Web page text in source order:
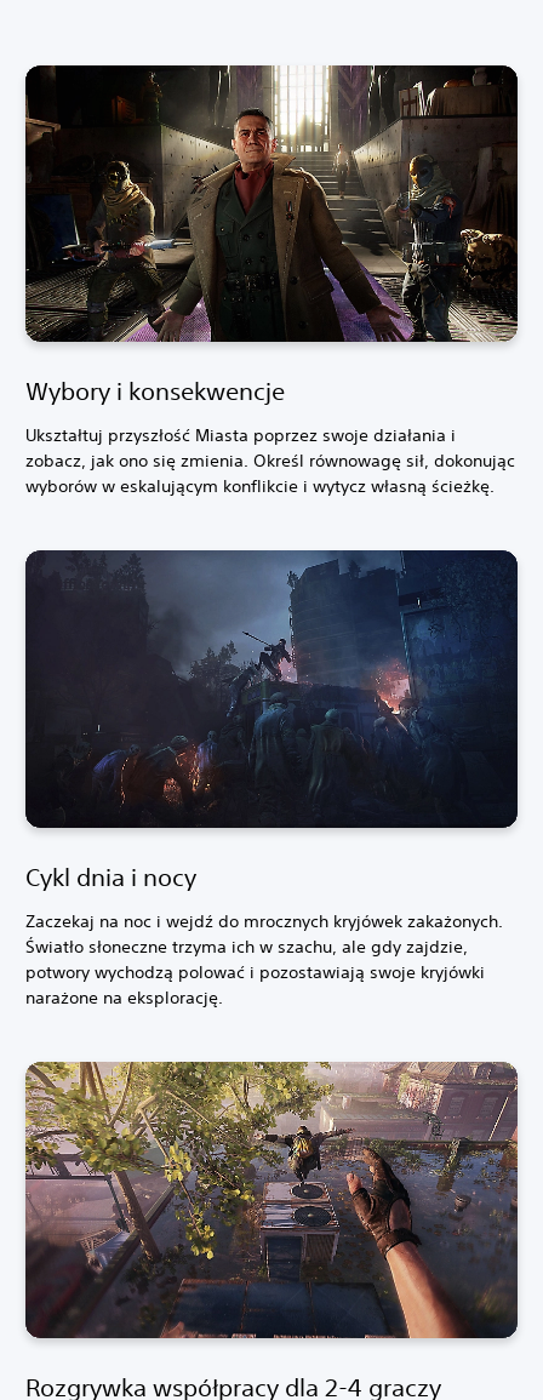
Wybory i konsekwencje
Ukształtuj przyszłość Miasta poprzez swoje działania i
zobacz, jak ono się zmienia. Określ równowagę sił, dokonując
wyborów w eskalującym konflikcie i wytycz własną ścieżkę.
Cykl dnia i nocy
Zaczekaj na noc i wejdź do mrocznych kryjówek zakażonych.
Światło słoneczne trzyma ich w szachu, ale gdy zajdzie,
potwory wychodzą polować i pozostawiają swoje kryjówki
narażone na eksplorację.
Rozgrywka współpracy dla 2-4 graczy